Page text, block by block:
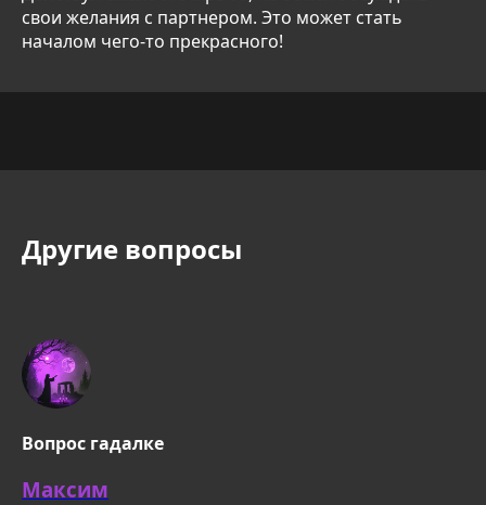
свои желания с партнером. Это может стать
началом чего-то прекрасного!
Другие вопросы
Вопрос гадалке
Максим